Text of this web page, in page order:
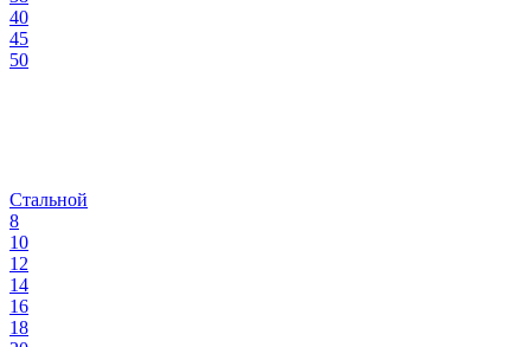
40
45
50
Стальной
8
10
12
14
16
18